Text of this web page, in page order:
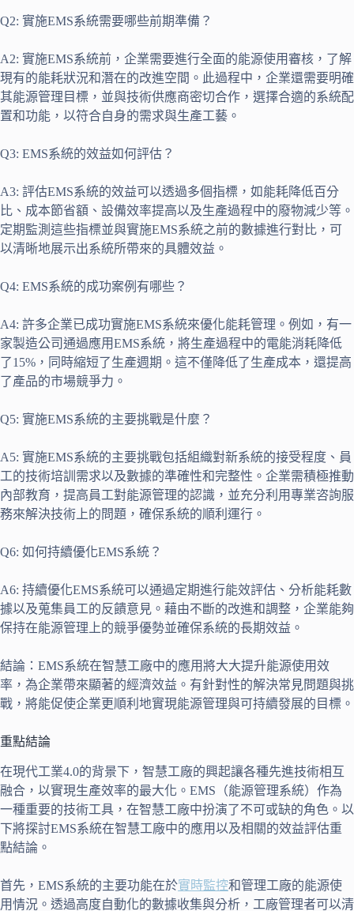
Q2: 實施EMS系統需要哪些前期準備？
A2: 實施EMS系統前，企業需要進行全面的能源使用審核，了解
現有的能耗狀況和潛在的改進空間。此過程中，企業還需要明確
其能源管理目標，並與技術供應商密切合作，選擇合適的系統配
置和功能，以符合自身的需求與生產工藝。
Q3: EMS系統的效益如何評估？
A3: 評估EMS系統的效益可以透過多個指標，如能耗降低百分
比、成本節省額、設備效率提高以及生產過程中的廢物減少等。
定期監測這些指標並與實施EMS系統之前的數據進行對比，可
以清晰地展示出系統所帶來的具體效益。
Q4: EMS系統的成功案例有哪些？
A4: 許多企業已成功實施EMS系統來優化能耗管理。例如，有一
家製造公司通過應用EMS系統，將生產過程中的電能消耗降低
了15%，同時縮短了生產週期。這不僅降低了生產成本，還提高
了產品的市場競爭力。
Q5: 實施EMS系統的主要挑戰是什麼？
A5: 實施EMS系統的主要挑戰包括組織對新系統的接受程度、員
工的技術培訓需求以及數據的準確性和完整性。企業需積極推動
內部教育，提高員工對能源管理的認識，並充分利用專業咨詢服
務來解決技術上的問題，確保系統的順利運行。
Q6: 如何持續優化EMS系統？
A6: 持續優化EMS系統可以通過定期進行能效評估、分析能耗數
據以及蒐集員工的反饋意見。藉由不斷的改進和調整，企業能夠
保持在能源管理上的競爭優勢並確保系統的長期效益。
結論：EMS系統在智慧工廠中的應用將大大提升能源使用效
率，為企業帶來顯著的經濟效益。有針對性的解決常見問題與挑
戰，將能促使企業更順利地實現能源管理與可持續發展的目標。
重點結論
在現代工業4.0的背景下，智慧工廠的興起讓各種先進技術相互
融合，以實現生產效率的最大化。EMS（能源管理系統）作為
一種重要的技術工具，在智慧工廠中扮演了不可或缺的角色。以
下將探討EMS系統在智慧工廠中的應用以及相關的效益評估重
點結論。
首先，EMS系統的主要功能在於實時監控和管理工廠的能源使
用情況。透過高度自動化的數據收集與分析，工廠管理者可以清